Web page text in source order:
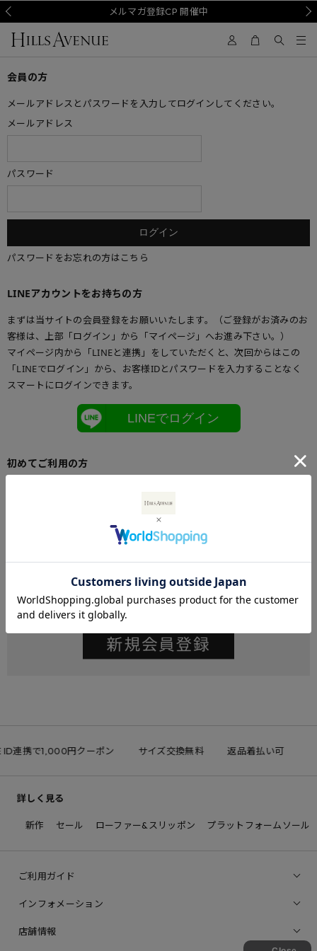
メルマガ登録CP 開催中
会員の方
メールアドレスとパスワードを入力してログインしてください。
メールアドレス
パスワード
パスワードをお忘れの方はこちら
LINEアカウントをお持ちの方
まずは当サイトの会員登録をお願いいたします。（ご登録がお済みのお
客様は、上部「ログイン」から「マイページ」へお進み下さい。）
マイページ内から「LINEと連携」をしていただくと、次回からはこの
「LINEでログイン」から、お客様IDとパスワードを入力することなく
スマートにログインできます。
LINEでログイン
初めてご利用の方
メールアドレスとパスワードを登録しておくと便利にお買い物ができる
連携で1,000円クーポン サイズ交換無料 返品着払い可
詳しく見る
新作 セール ローファー&スリッポン プラットフォームソール
ご利用ガイド
インフォメーション
店舗情報